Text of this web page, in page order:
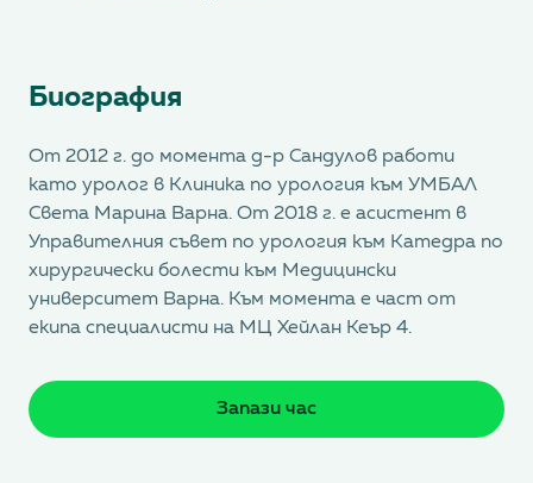
Биография
От 2012 г. до момента д-р Сандулов работи
като уролог в Клиника по урология към УМБАЛ
Света Марина Варна. От 2018 г. е асистент в
Управителния съвет по урология към Катедра по
хирургически болести към Медицински
университет Варна. Към момента е част от
екипа специалисти на МЦ Хейлан Кеър 4.
Запази час